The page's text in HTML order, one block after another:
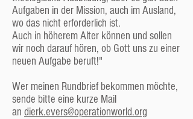
Die Diakone
Wie oben erwähnt heißen die Arbeitsbereiche
in unserer Gemeinde „Diakonate“ und die
gewählten Leiter dieser Arbeitsbereiche
die Aufgaben und die anderen Mitarbeiter ihrer
Diakonate.
Aufgaben in der Mission, auch im Ausland,
wo das nicht erforderlich ist.
Auch in höherem Alter können und sollen
wir noch darauf hören, ob Gott uns zu einer
neuen Aufgabe beruft!"
Wer meinen Rundbrief bekommen möchte,
sende bitte eine kurze Mail
an dierk.evers@operationworld.org